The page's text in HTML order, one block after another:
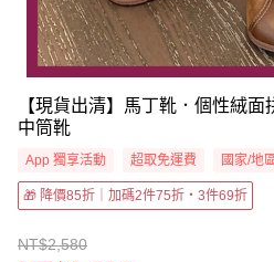
【現貨出清】馬丁靴．個性絨
中筒靴
App 獨享活動 超取免運費 國家/地
🎁 降價85折｜加碼2件75折・3件69折
NT$2,580